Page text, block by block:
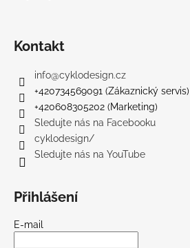
Kontakt
info@cyklodesign.cz
+420734569091 (Zákaznický servis)
+420608305202 (Marketing)
Sledujte nás na Facebooku
cyklodesign/
Sledujte nás na YouTube
Přihlášení
E-mail